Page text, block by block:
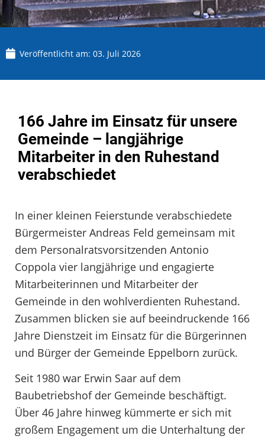
Veröffentlicht am: 03. Juli 2026
166 Jahre im Einsatz für unsere
Gemeinde – langjährige
Mitarbeiter in den Ruhestand
verabschiedet
In einer kleinen Feierstunde verabschiedete
Bürgermeister Andreas Feld gemeinsam mit
dem Personalratsvorsitzenden Antonio
Coppola vier langjährige und engagierte
Mitarbeiterinnen und Mitarbeiter der
Gemeinde in den wohlverdienten Ruhestand.
Zusammen blicken sie auf beeindruckende 166
Jahre Dienstzeit im Einsatz für die Bürgerinnen
und Bürger der Gemeinde Eppelborn zurück.
Seit 1980 war Erwin Saar auf dem
Baubetriebshof der Gemeinde beschäftigt.
Über 46 Jahre hinweg kümmerte er sich mit
großem Engagement um die Unterhaltung der